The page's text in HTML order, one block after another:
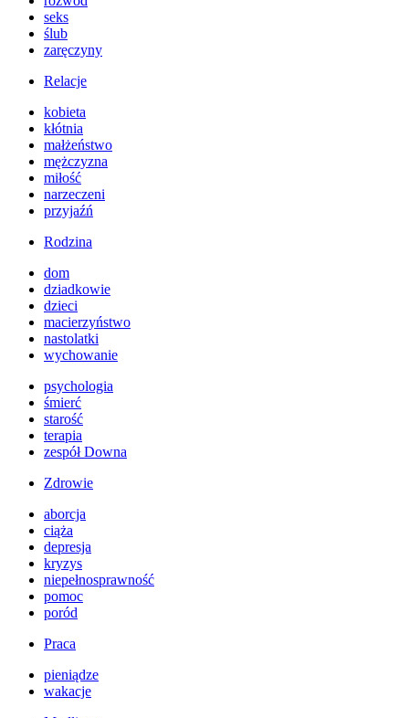
seks
ślub
zaręczyny
Relacje
kobieta
kłótnia
małżeństwo
mężczyzna
miłość
narzeczeni
przyjaźń
Rodzina
dom
dziadkowie
dzieci
macierzyństwo
nastolatki
wychowanie
psychologia
śmierć
starość
terapia
zespół Downa
Zdrowie
aborcja
ciąża
depresja
kryzys
niepełnosprawność
pomoc
poród
Praca
pieniądze
wakacje